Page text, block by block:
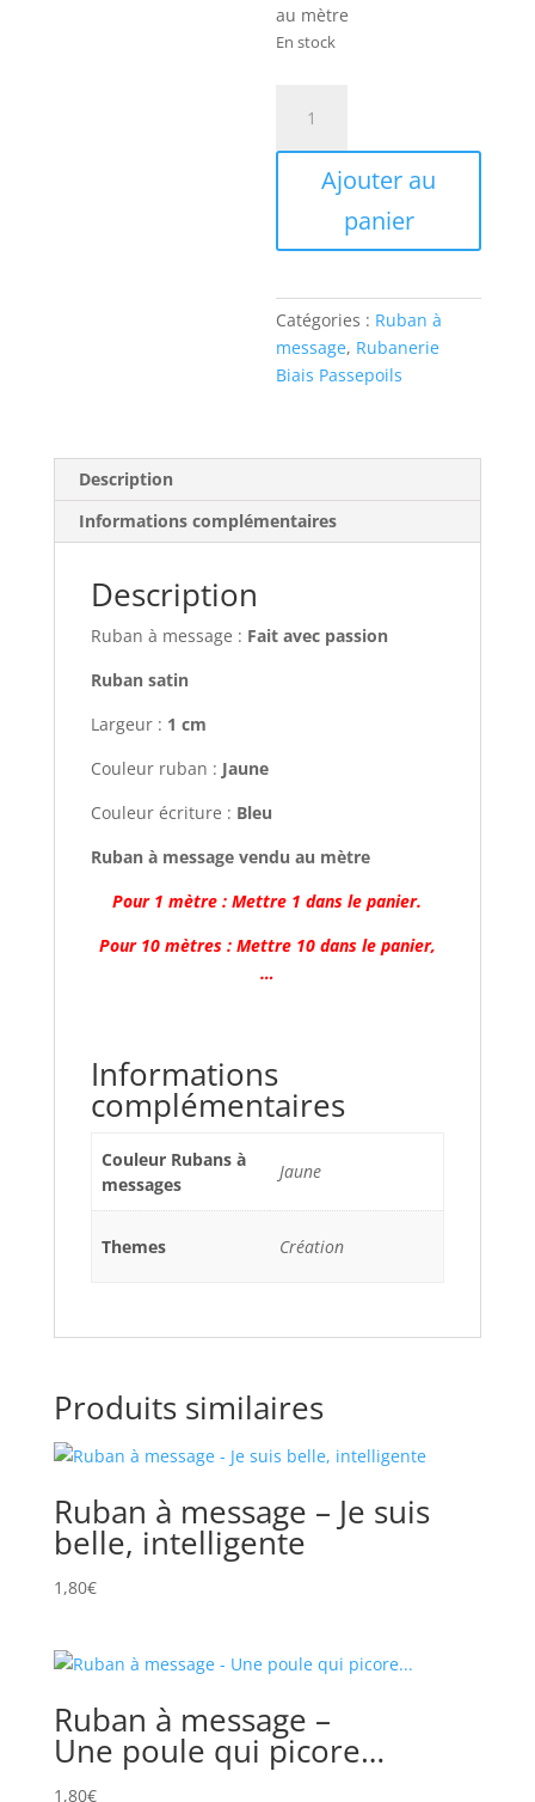
au mètre
En stock
Ruban
passion
Ajouter au
panier
Catégories : Ruban à
message, Rubanerie
Biais Passepoils
Description
Informations complémentaires
Description
Ruban à message : Fait avec passion
Ruban satin
Largeur : 1 cm
Couleur ruban : Jaune
Couleur écriture : Bleu
Ruban à message vendu au mètre
Pour 1 mètre : Mettre 1 dans le panier.
Pour 10 mètres : Mettre 10 dans le panier,
…
Informations
complémentaires
Couleur Rubans à
messages
Jaune
Themes Création
Produits similaires
Ruban à message – Je suis
belle, intelligente
1,80€
Ruban à message –
Une poule qui picore…
1,80€